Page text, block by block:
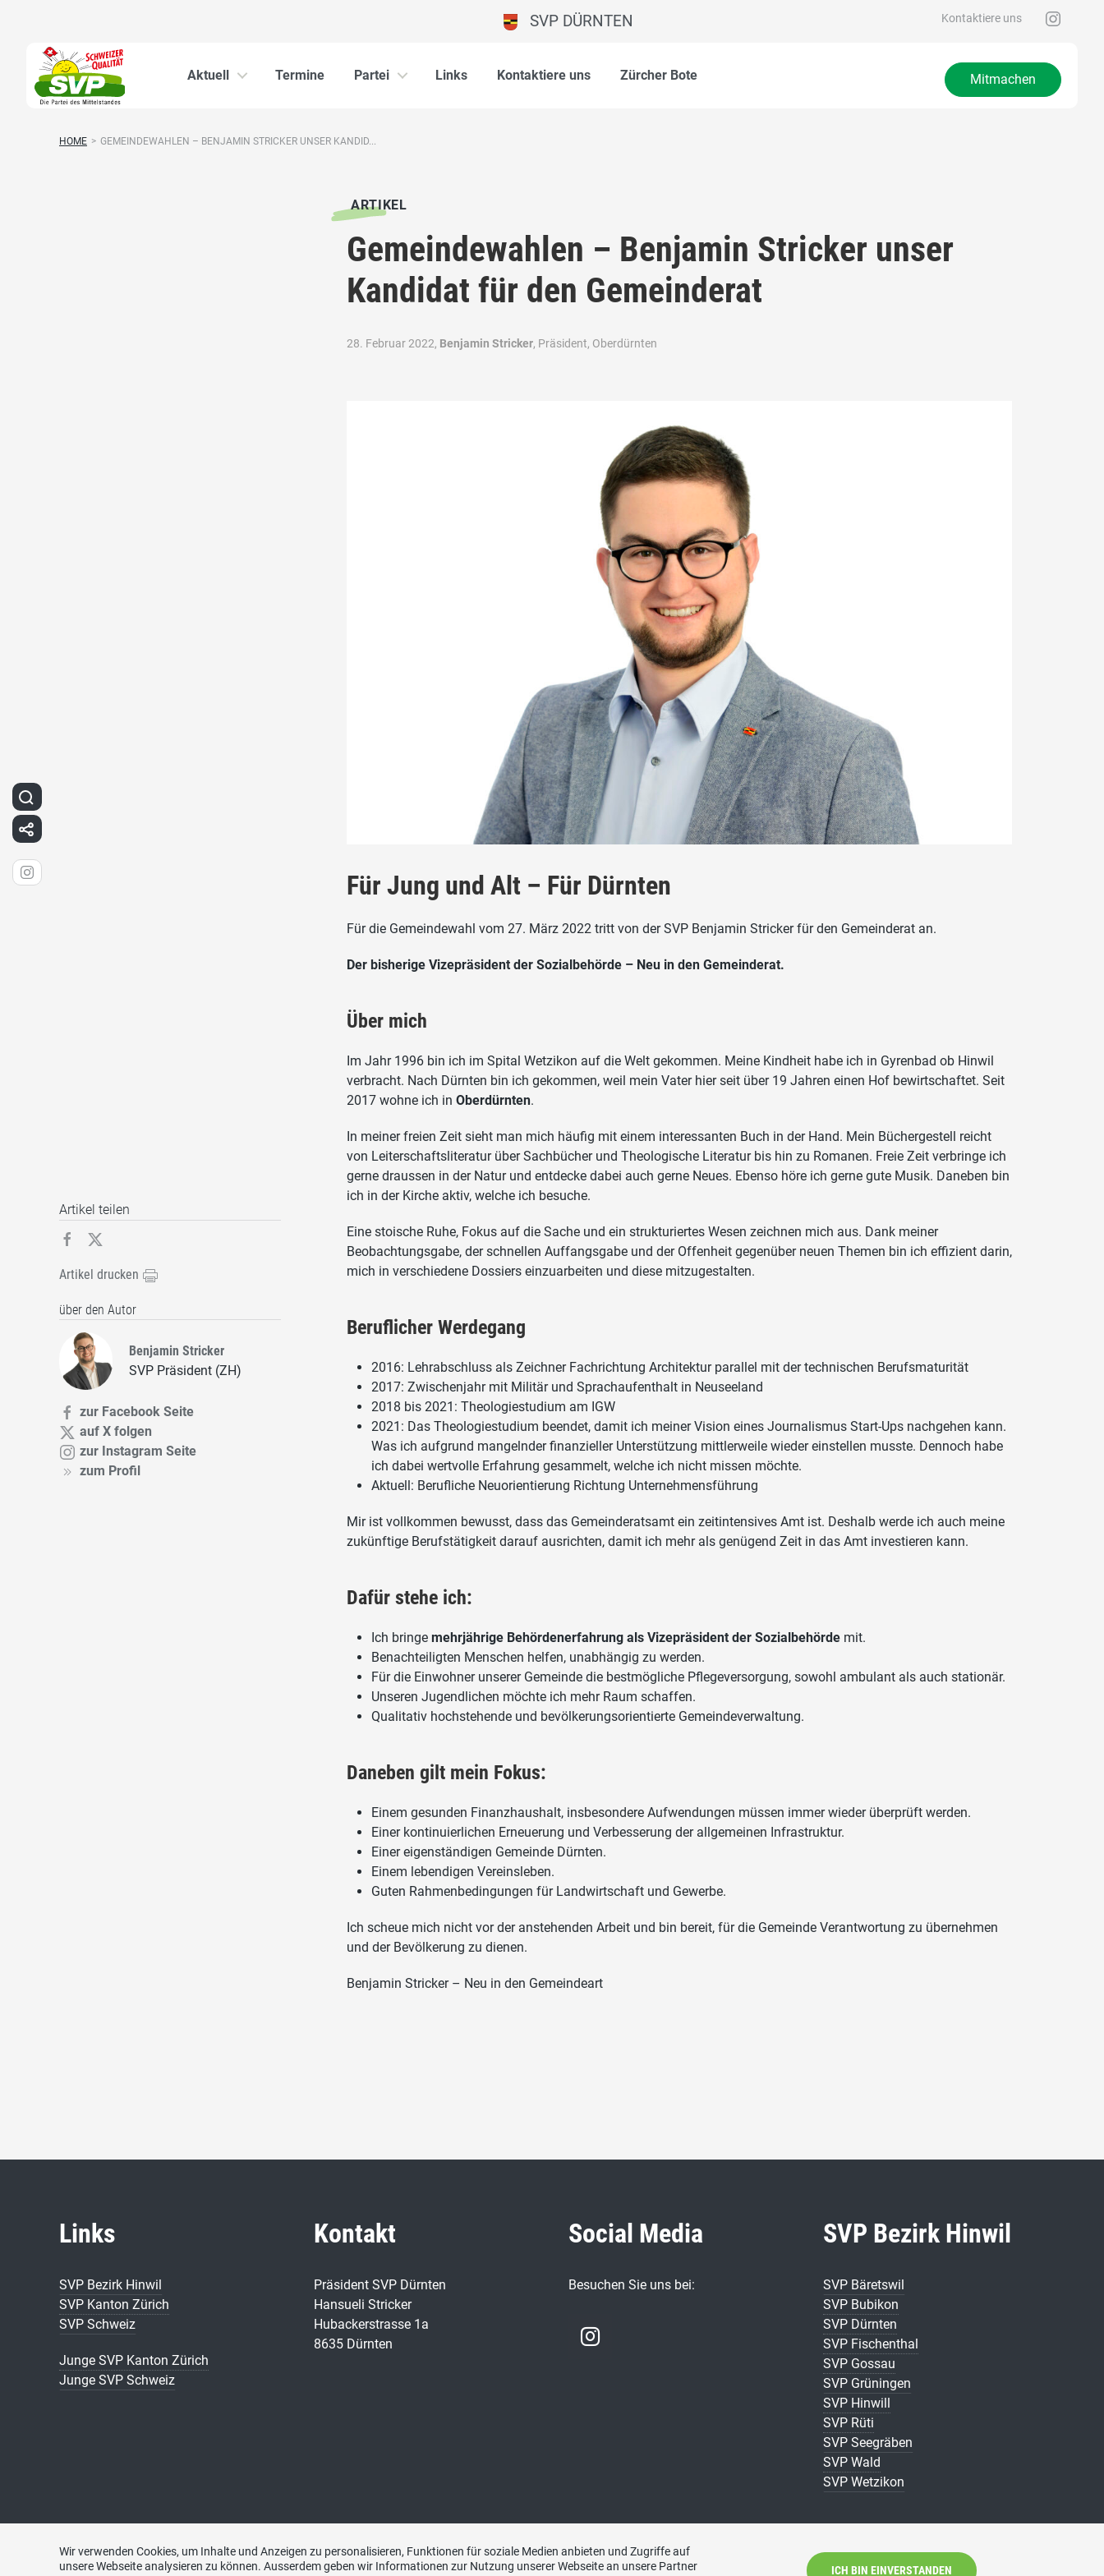
Kontaktiere uns
SVP DÜRNTEN
Aktuell Termine Partei Links Kontaktiere uns Zürcher Bote Mitmachen
HOME > GEMEINDEWAHLEN – BENJAMIN STRICKER UNSER KANDID...
ARTIKEL
Gemeindewahlen – Benjamin Stricker unser
Kandidat für den Gemeinderat
28. Februar 2022, Benjamin Stricker, Präsident, Oberdürnten
Für Jung und Alt – Für Dürnten
Für die Gemeindewahl vom 27. März 2022 tritt von der SVP Benjamin Stricker für den Gemeinderat an.
Der bisherige Vizepräsident der Sozialbehörde – Neu in den Gemeinderat.
Über mich
Im Jahr 1996 bin ich im Spital Wetzikon auf die Welt gekommen. Meine Kindheit habe ich in Gyrenbad ob Hinwil
verbracht. Nach Dürnten bin ich gekommen, weil mein Vater hier seit über 19 Jahren einen Hof bewirtschaftet. Seit
2017 wohne ich in Oberdürnten.
In meiner freien Zeit sieht man mich häufig mit einem interessanten Buch in der Hand. Mein Büchergestell reicht
von Leiterschaftsliteratur über Sachbücher und Theologische Literatur bis hin zu Romanen. Freie Zeit verbringe ich
gerne draussen in der Natur und entdecke dabei auch gerne Neues. Ebenso höre ich gerne gute Musik. Daneben bin
ich in der Kirche aktiv, welche ich besuche.
Eine stoische Ruhe, Fokus auf die Sache und ein strukturiertes Wesen zeichnen mich aus. Dank meiner
Beobachtungsgabe, der schnellen Auffangsgabe und der Offenheit gegenüber neuen Themen bin ich effizient darin,
mich in verschiedene Dossiers einzuarbeiten und diese mitzugestalten.
Beruflicher Werdegang
2016: Lehrabschluss als Zeichner Fachrichtung Architektur parallel mit der technischen Berufsmaturität
2017: Zwischenjahr mit Militär und Sprachaufenthalt in Neuseeland
2018 bis 2021: Theologiestudium am IGW
2021: Das Theologiestudium beendet, damit ich meiner Vision eines Journalismus Start-Ups nachgehen kann.
Was ich aufgrund mangelnder finanzieller Unterstützung mittlerweile wieder einstellen musste. Dennoch habe
ich dabei wertvolle Erfahrung gesammelt, welche ich nicht missen möchte.
Aktuell: Berufliche Neuorientierung Richtung Unternehmensführung
Mir ist vollkommen bewusst, dass das Gemeinderatsamt ein zeitintensives Amt ist. Deshalb werde ich auch meine
zukünftige Berufstätigkeit darauf ausrichten, damit ich mehr als genügend Zeit in das Amt investieren kann.
Dafür stehe ich:
Ich bringe mehrjährige Behördenerfahrung als Vizepräsident der Sozialbehörde mit.
Benachteiligten Menschen helfen, unabhängig zu werden.
Für die Einwohner unserer Gemeinde die bestmögliche Pflegeversorgung, sowohl ambulant als auch stationär.
Unseren Jugendlichen möchte ich mehr Raum schaffen.
Qualitativ hochstehende und bevölkerungsorientierte Gemeindeverwaltung.
Daneben gilt mein Fokus:
Einem gesunden Finanzhaushalt, insbesondere Aufwendungen müssen immer wieder überprüft werden.
Einer kontinuierlichen Erneuerung und Verbesserung der allgemeinen Infrastruktur.
Einer eigenständigen Gemeinde Dürnten.
Einem lebendigen Vereinsleben.
Guten Rahmenbedingungen für Landwirtschaft und Gewerbe.
Ich scheue mich nicht vor der anstehenden Arbeit und bin bereit, für die Gemeinde Verantwortung zu übernehmen
und der Bevölkerung zu dienen.
Benjamin Stricker – Neu in den Gemeindeart
Artikel teilen
Artikel drucken
über den Autor
Benjamin Stricker
SVP Präsident (ZH)
zur Facebook Seite
auf X folgen
zur Instagram Seite
zum Profil
Links
SVP Bezirk Hinwil
SVP Kanton Zürich
SVP Schweiz
Junge SVP Kanton Zürich
Junge SVP Schweiz
Kontakt
Präsident SVP Dürnten
Hansueli Stricker
Hubackerstrasse 1a
8635 Dürnten
Social Media
Besuchen Sie uns bei:
SVP Bezirk Hinwil
SVP Bäretswil
SVP Bubikon
SVP Dürnten
SVP Fischenthal
SVP Gossau
SVP Grüningen
SVP Hinwill
SVP Rüti
SVP Seegräben
SVP Wald
SVP Wetzikon
Wir verwenden Cookies, um Inhalte und Anzeigen zu personalisieren, Funktionen für soziale Medien anbieten und Zugriffe auf
unsere Webseite analysieren zu können. Ausserdem geben wir Informationen zur Nutzung unserer Webseite an unsere Partner
ICH BIN EINVERSTANDEN